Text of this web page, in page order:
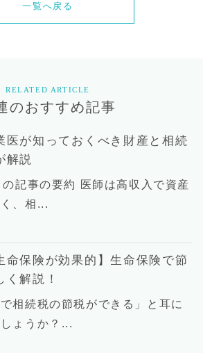
一覧へ戻る
RELATED ARTICLE
のおすすめ記事
医が知っておくべき財産と相続
解説
記事の要約 医師は高収入で資産
、相...
命保険が効果的】生命保険で節
解説！
相続税の節税ができる」と耳に
ょうか？...